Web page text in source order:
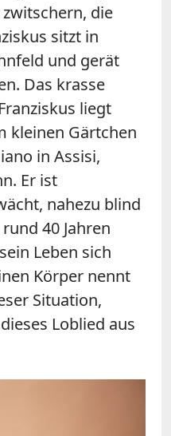
die
sitzt in
und gerät
Das krasse
liegt
kleinen Gärtchen
in Assisi,
Er ist
nahezu blind
40 Jahren
Leben sich
Körper nennt
Situation,
Loblied aus